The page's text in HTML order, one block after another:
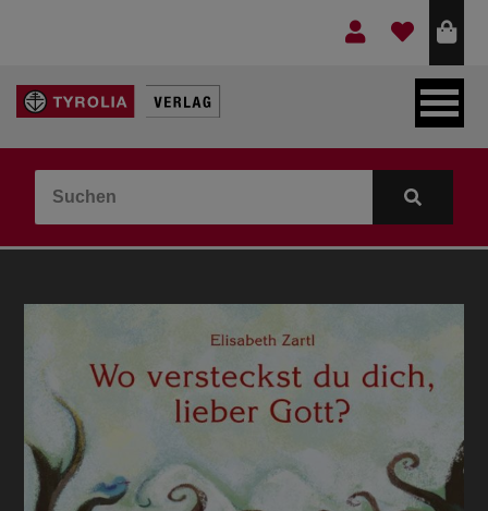
LEBEN & GLAUBE
VERLAG
IDEEN & BEGLEITMATERIAL